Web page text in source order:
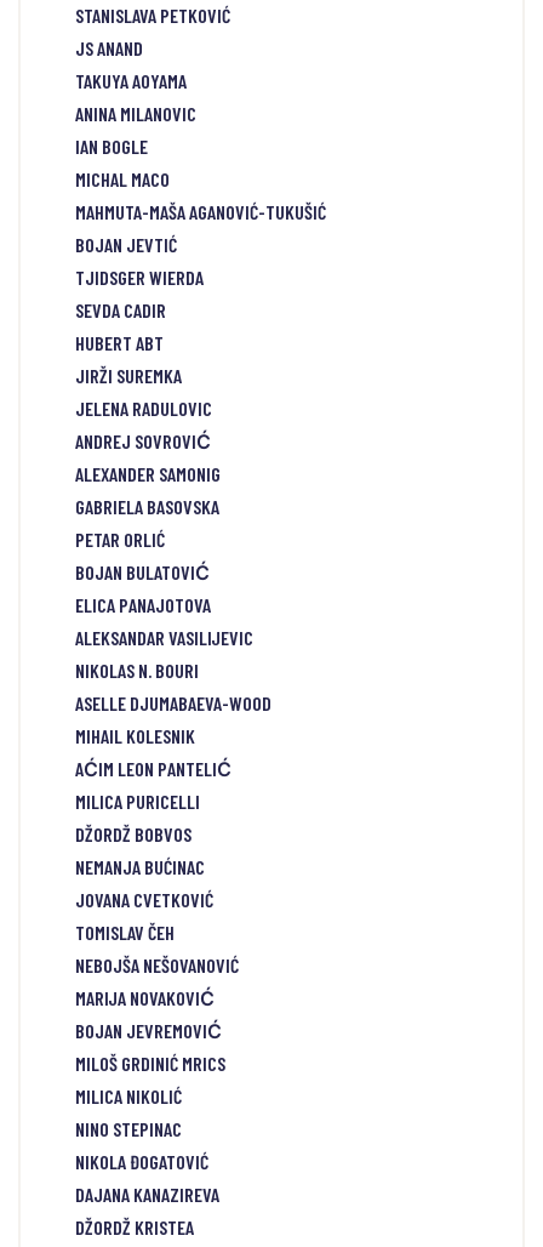
STANISLAVA PETKOVIĆ
JS ANAND
TAKUYA AOYAMA
ANINA MILANOVIC
IAN BOGLE
MICHAL MACO
MAHMUTA-MAŠA AGANOVIĆ-TUKUŠIĆ
BOJAN JEVTIĆ
TJIDSGER WIERDA
SEVDA CADIR
HUBERT ABT
JIRŽI SUREMKA
JELENA RADULOVIC
ANDREJ SOVROVIĆ
ALEXANDER SAMONIG
GABRIELA BASOVSKA
PETAR ORLIĆ
BOJAN BULATOVIĆ
ELICA PANAJOTOVA
ALEKSANDAR VASILIJEVIC
NIKOLAS N. BOURI
ASELLE DJUMABAEVA-WOOD
MIHAIL KOLESNIK
AĆIM LEON PANTELIĆ
MILICA PURICELLI
DŽORDŽ BOBVOS
NEMANJA BUĆINAC
JOVANA CVETKOVIĆ
TOMISLAV ČEH
NEBOJŠA NEŠOVANOVIĆ
MARIJA NOVAKOVIĆ
BOJAN JEVREMOVIĆ
MILOŠ GRDINIĆ MRICS
MILICA NIKOLIĆ
NINO STEPINAC
NIKOLA ĐOGATOVIĆ
DAJANA KANAZIREVA
DŽORDŽ KRISTEA